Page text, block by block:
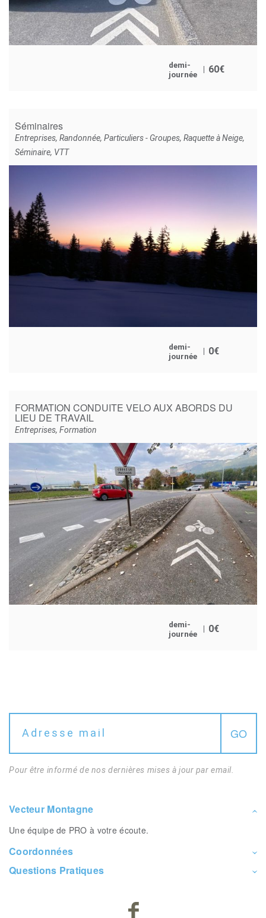
demi-
journée
60€
Séminaires
Entreprises, Randonnée, Particuliers - Groupes, Raquette à Neige,
Séminaire, VTT
demi-
journée
0€
FORMATION CONDUITE VELO AUX ABORDS DU
LIEU DE TRAVAIL
Entreprises, Formation
demi-
journée
0€
Pour être informé de nos dernières mises à jour par email.
Vecteur Montagne
Une équipe de PRO à votre écoute.
Coordonnées
Questions Pratiques